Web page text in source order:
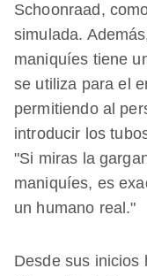
Schoonraad,
simulada.
maniquíes tiene
se utiliza para el
permitiendo al
introducir los
"Si miras la
maniquíes, es
un humano real."
Desde sus inicios